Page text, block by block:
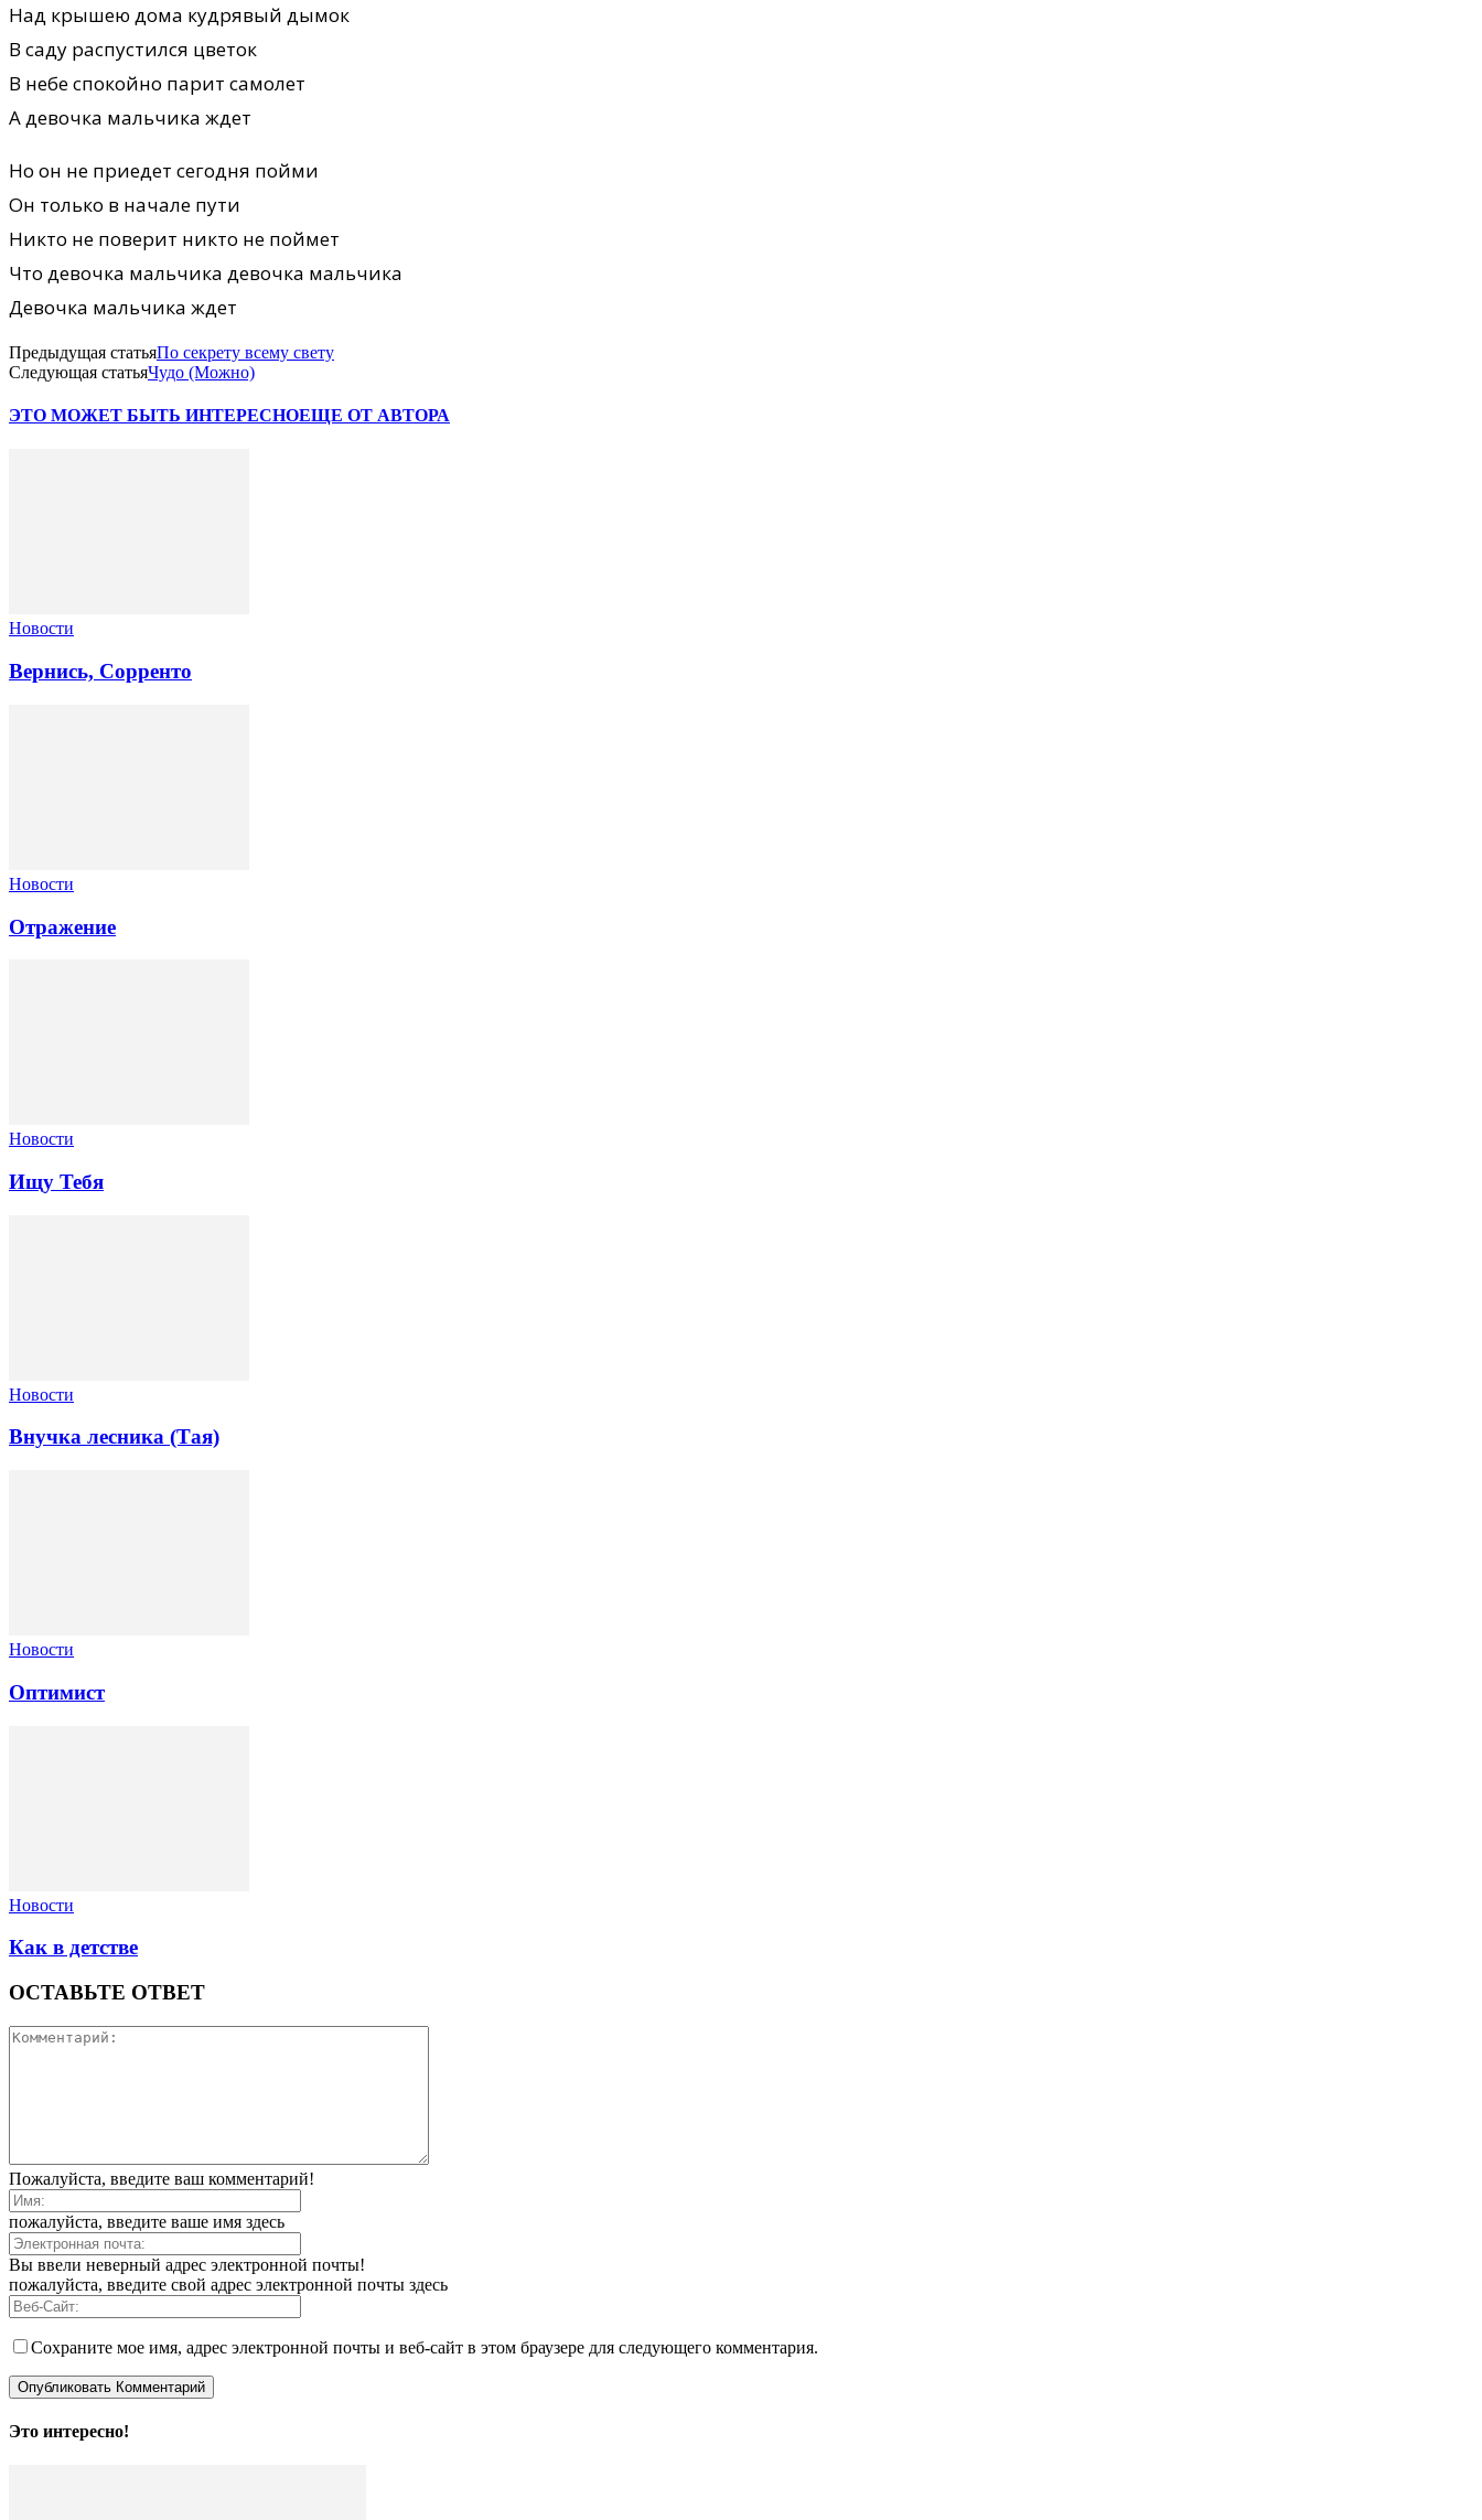
Над крышею дома кудрявый дымок
В саду распустился цветок
В небе спокойно парит самолет
А девочка мальчика ждет
Но он не приедет сегодня пойми
Он только в начале пути
Никто не поверит никто не поймет
Что девочка мальчика девочка мальчика
Девочка мальчика ждет
Предыдущая статьяПо секрету всему свету
Следующая статьяЧудо (Можно)
ЭТО МОЖЕТ БЫТЬ ИНТЕРЕСНОЕЩЕ ОТ АВТОРА
Новости
Вернись, Сорренто
Новости
Отражение
Новости
Ищу Тебя
Новости
Внучка лесника (Тая)
Новости
Оптимист
Новости
Как в детстве
ОСТАВЬТЕ ОТВЕТ
Пожалуйста, введите ваш комментарий!
пожалуйста, введите ваше имя здесь
Вы ввели неверный адрес электронной почты!
пожалуйста, введите свой адрес электронной почты здесь
Сохраните мое имя, адрес электронной почты и веб-сайт в этом браузере для следующего комментария.
Это интересно!